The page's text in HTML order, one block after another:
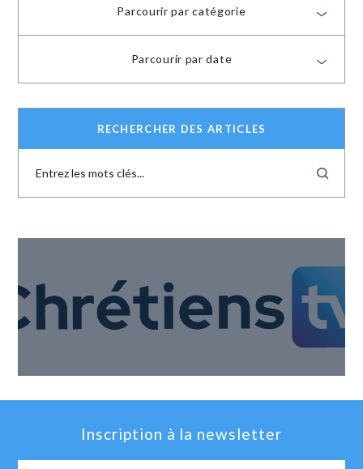
Parcourir par catégorie
Parcourir par date
RECHERCHER DES ARTICLES
Inscription à la newsletter